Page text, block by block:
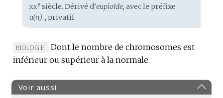
Étymologie
:
xxesiècle. Dérivé d’euploïde, avec le préfixe
a(n)‑, privatif.
MARQUE
DE
BIOLOGIE.
Dont le nombre de chromosomes est
inférieur ou supérieur à la normale.
Voir aussi